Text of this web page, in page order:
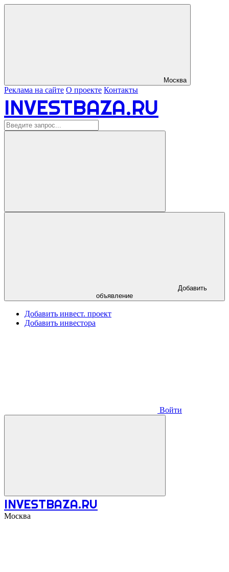
Москва
Реклама на сайте О проекте Контакты
INVESTBAZA.RU
объявление
Добавить инвест. проект
Добавить инвестора
Войти
INVESTBAZA.RU
Москва